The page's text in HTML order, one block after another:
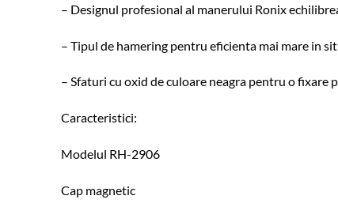
– Designul profesional al manerului Ronix
– Tipul de hamering pentru eficienta mai mare in
– Sfaturi cu oxid de culoare neagra pentru o fixare
Caracteristici:
Modelul RH-2906
Cap magnetic